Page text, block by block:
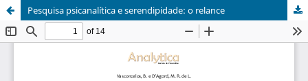
Pesquisa psicanalítica e serendipidade: o relance